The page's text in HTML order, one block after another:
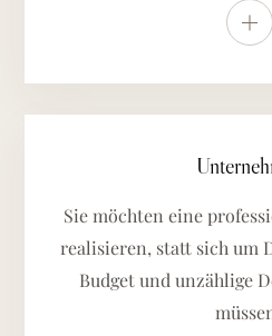
Sie möchten eine
realisieren, statt sich um
Budget und unzählige